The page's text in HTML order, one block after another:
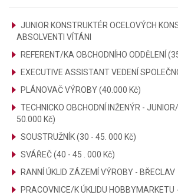
JUNIOR KONSTRUKTÉR OCELOVÝCH
ABSOLVENTI VÍTÁNI
REFERENT/KA OBCHODNÍHO ODDĚLENÍ
EXECUTIVE ASSISTANT VEDENÍ
PLÁNOVAČ VÝROBY (40.000 Kč)
TECHNICKO OBCHODNÍ INŽENÝR -
50.000 Kč)
SOUSTRUŽNÍK (30 - 45. 000 Kč)
SVÁŘEČ (40 - 45 . 000 Kč)
RANNÍ ÚKLID ZÁZEMÍ VÝROBY - BŘECLAV
PRACOVNICE/K ÚKLIDU HOBBYMARKETU